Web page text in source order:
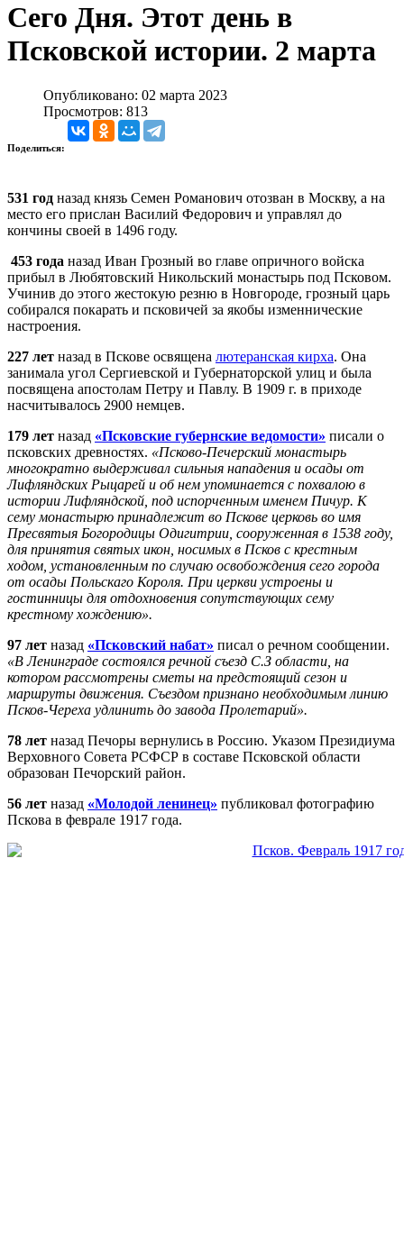
Сего Дня. Этот день в
Псковской истории. 2 марта
Опубликовано: 02 марта 2023
Просмотров: 813
Поделиться:
531 год назад князь Семен Романович отозван в Москву, а на
место его прислан Василий Федорович и управлял до
кончины своей в 1496 году.
453 года назад Иван Грозный во главе опричного войска
прибыл в Любятовский Никольский монастырь под Псковом.
Учинив до этого жестокую резню в Новгороде, грозный царь
собирался покарать и псковичей за якобы изменнические
настроения.
227 лет назад в Пскове освящена лютеранская кирха. Она
занимала угол Сергиевской и Губернаторской улиц и была
посвящена апостолам Петру и Павлу. В 1909 г. в приходе
насчитывалось 2900 немцев.
179 лет назад «Псковские губернские ведомости» писали о
псковских древностях. «Псково-Печерский монастырь
многократно выдерживал сильныя нападения и осады от
Лифляндских Рыцарей и об нем упоминается с похвалою в
истории Лифляндской, под испорченным именем Пичур. К
сему монастырю принадлежит во Пскове церковь во имя
Пресвятыя Богородицы Одигитрии, сооруженная в 1538 году,
для принятия святых икон, носимых в Псков с крестным
ходом, установленным по случаю освобождения сего города
от осады Польскаго Короля. При церкви устроены и
гостинницы для отдохновения сопутствующих сему
крестному хождению».
97 лет назад «Псковский набат» писал о речном сообщении.
«В Ленинграде состоялся речной съезд С.З области, на
котором рассмотрены сметы на предстоящий сезон и
маршруты движения. Съездом признано необходимым линию
Псков-Череха удлинить до завода Пролетарий».
78 лет назад Печоры вернулись в Россию. Указом Президиума
Верховного Совета РСФСР в составе Псковской области
образован Печорский район.
56 лет назад «Молодой ленинец» публиковал фотографию
Пскова в феврале 1917 года.